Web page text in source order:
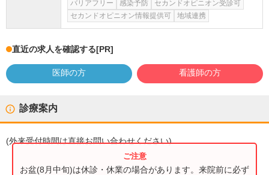
バリアフリー
感染予防
セカンドオピニオン受診可
セカンドオピニオン情報提供可
地域連携
直近の求人を確認する[PR]
医師の方 看護師の方
診療案内
(外来受付時間は直接お問い合わせください)
お盆(8月中旬)は休診・休業の場合があります。来院前に必ず